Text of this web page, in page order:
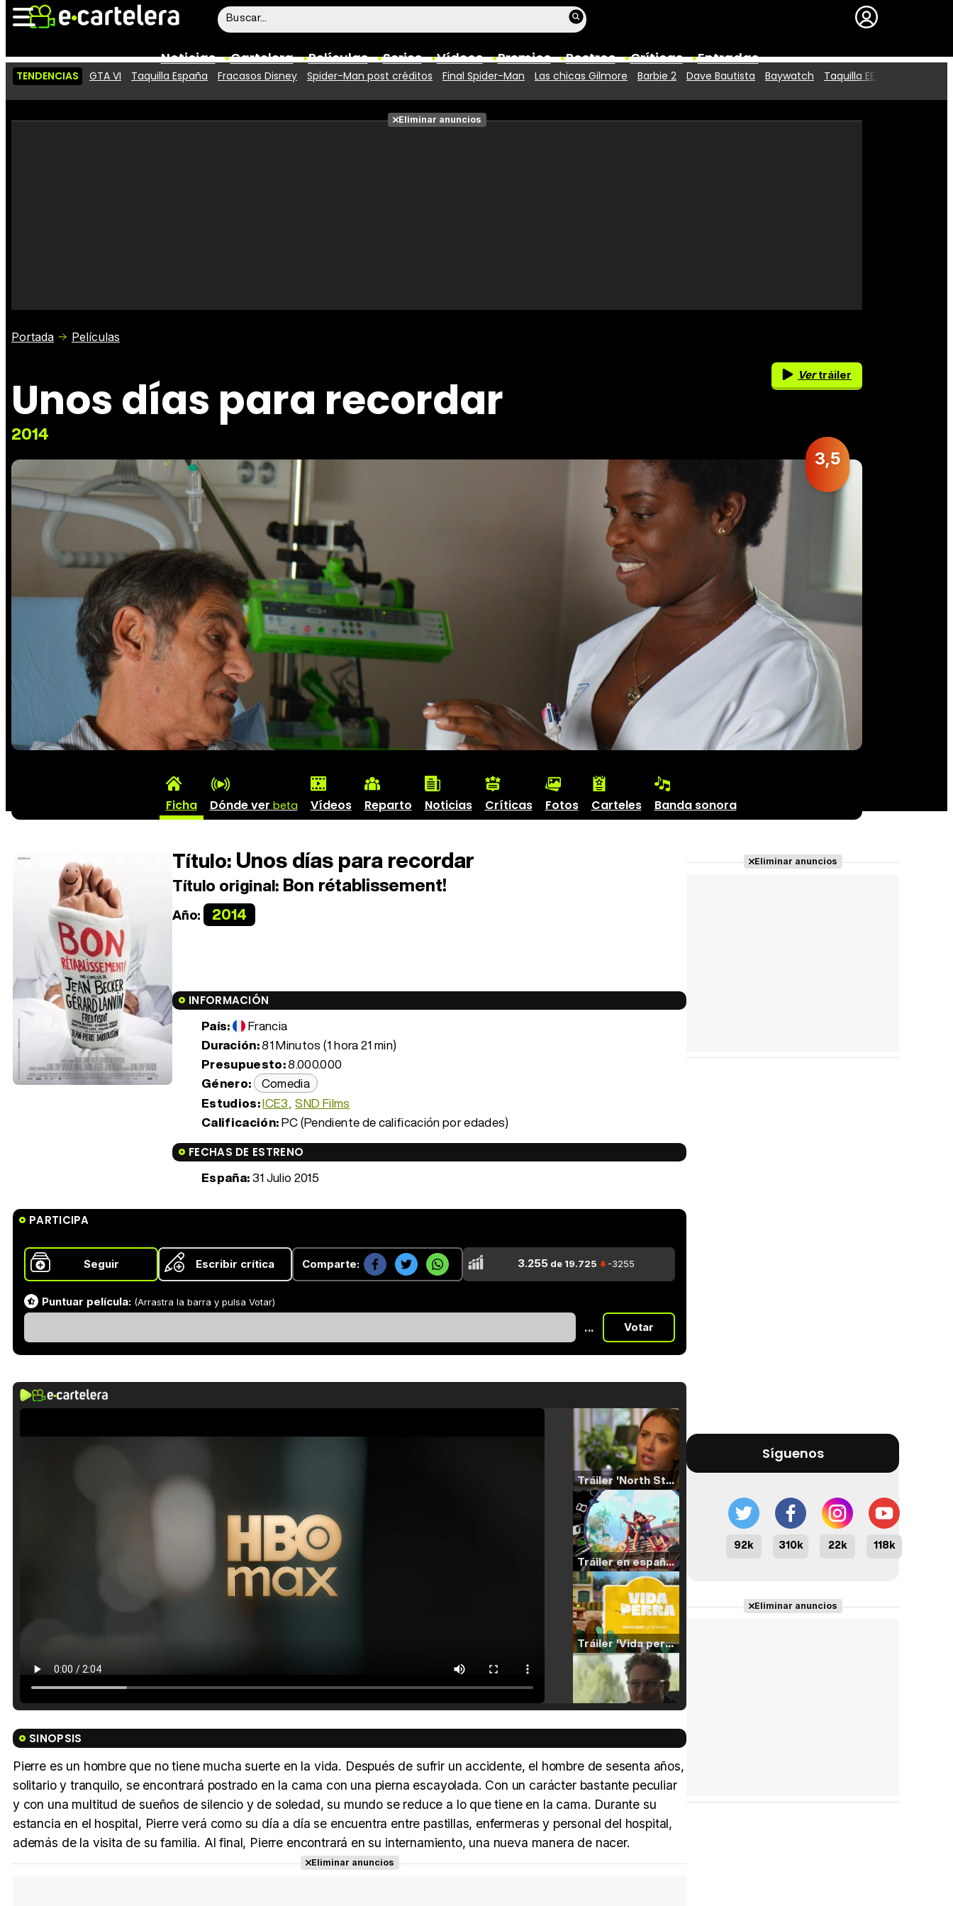
Noticias Cartelera Películas Series Vídeos Premios Rostros Críticas Entradas
Vídeos
Taquilla Fotos
Premios
TENDENCIAS GTA VI Taquilla España Fracasos Disney Spider-Man post créditos Final Spider-Man Las chicas Gilmore Barbie 2 Dave Bautista Baywatch Taquilla EE.UU.
Eliminar anuncios
Portada Películas
Unos días para recordar
2014
Vertráiler
3,5
Ficha Dónde ver beta Vídeos Reparto Noticias Críticas Fotos Carteles Banda sonora
Título:Unos días para recordar
Título original: Bon rétablissement!
Año: 2014
INFORMACIÓN
País:
Francia
Duración:81 Minutos (1 hora 21 min)
Presupuesto:8.000.000
Género: Comedia
Estudios:ICE3 SND Films
Calificación:PC (Pendiente de calificación por edades)
FECHAS DE ESTRENO
España:31 Julio 2015
PARTICIPA
Seguir Escribir crítica Comparte: 3.255 de 19.725 -3255
Puntuar película: (Arrastra la barra y pulsa Votar)
... Votar
Tráiler 'North Star' (2023)
Tráiler en español de 'La isla olvidada'
Tráiler 'Vida perra' (2026)
SINOPSIS
Pierre es un hombre que no tiene mucha suerte en la vida. Después de sufrir un accidente, el hombre de sesenta años,
solitario y tranquilo, se encontrará postrado en la cama con una pierna escayolada. Con un carácter bastante peculiar
y con una multitud de sueños de silencio y de soledad, su mundo se reduce a lo que tiene en la cama. Durante su
estancia en el hospital, Pierre verá como su día a día se encuentra entre pastillas, enfermeras y personal del hospital,
además de la visita de su familia. Al final, Pierre encontrará en su internamiento, una nueva manera de nacer.
Eliminar anuncios
Eliminar anuncios
Síguenos
92k 310k 22k 118k
Eliminar anuncios